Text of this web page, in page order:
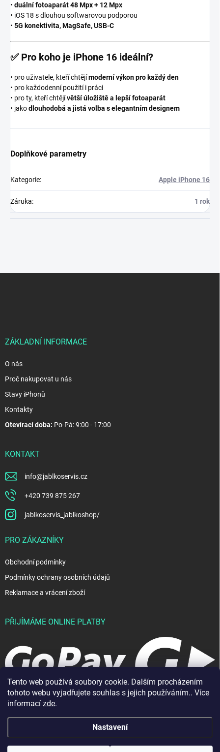
Tento web používá soubory cookie. Dalším procházením
tohoto webu vyjadřujete souhlas s jejich používáním.. Více
informací zde.
Nastavení
• duální fotoaparát 48 Mpx + 12 Mpx
• iOS 18 s dlouhou softwarovou podporou
• 5G konektivita, MagSafe, USB-C
✅ Pro koho je iPhone 16 ideální?
• pro uživatele, kteří chtějímoderní výkon pro každý den
• pro každodenní použití i práci
• pro ty, kteří chtějívětší úložiště a lepší fotoaparát
• jakodlouhodobá a jistá volba s elegantním designem
Doplňkové parametry
Kategorie: Apple iPhone 16
Záruka: 1 rok
ZÁKLADNÍ INFORMACE
O nás
Proč nakupovat u nás
Stavy iPhonů
Kontakty
Otevírací doba: Po-Pá: 9:00 - 17:00
KONTAKT
info@jablkoservis.cz
+420 739 875 267
jablkoservis_jablkoshop/
PRO ZÁKAZNÍKY
Obchodní podmínky
Podmínky ochrany osobních údajů
Reklamace a vrácení zboží
PŘIJÍMÁME ONLINE PLATBY
Vytvořil Shoptet
JablkoShop. Všechna práva vyhrazena.